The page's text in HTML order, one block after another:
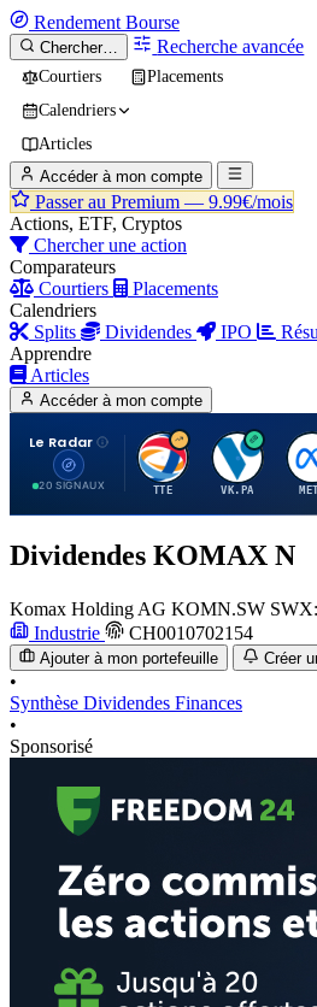
Rendement Bourse
Chercher… Recherche avancée
Courtiers
Placements
Calendriers
Articles
Accéder à mon compte
Passer au Premium — 9.99€/mois
Actions, ETF, Cryptos
Chercher une action
Comparateurs
Courtiers
Placements
Calendriers
Splits
Dividendes IPO
Apprendre
Articles
Accéder à mon compte
Le Radar
20 SIGNAUX
T
TTE
V
VK.PA
Dividendes KOMAX N
Komax Holding AG KOMN.SW
Industrie
CH0010702154
Ajouter à mon portefeuille Créer
•
Synthèse Dividendes Finances
•
Sponsorisé